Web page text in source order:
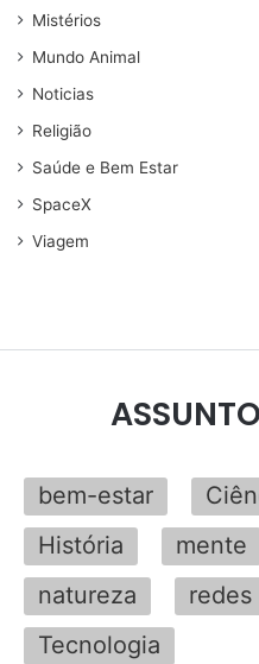
Mistérios
Mundo Animal
Noticias
Religião
Saúde e Bem Estar
SpaceX
Viagem
bem-estar
História
mente
natureza
redes
Tecnologia